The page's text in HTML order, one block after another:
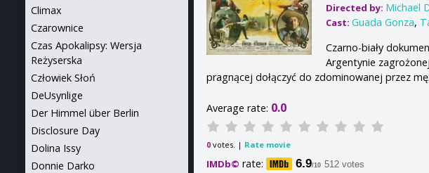
Directed by: Michael
Cast:Guada Gonza,
Czarno-biały
Argentynie
pragnącej dołączyć do zdominowanej przez
Average rate: 0.0
0votes. | Rate movie
IMDb© rate: 6.9/10 512 votes
Climax
Czarownice
Czas Apokalipsy: Wersja
Reżyserska
Człowiek Słoń
DeUsynlige
Der Himmel über Berlin
Disclosure Day
Dolina Issy
Donnie Darko